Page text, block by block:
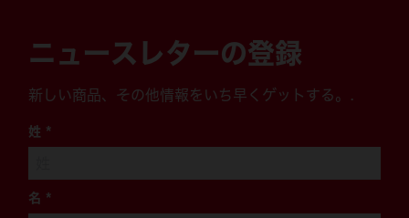
ニュースレターの登録
新しい商品、その他情報をいち早くゲットする。.
姓 *
名 *